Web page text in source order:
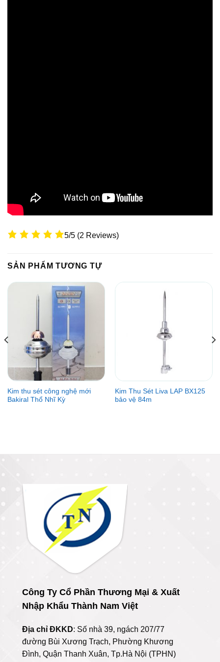
5/5 (2 Reviews)
SẢN PHẨM TƯƠNG TỰ
Kim thu sét công nghệ mới
Bakiral Thổ Nhĩ Kỳ
Kim Thu Sét Liva LAP BX125
bảo vệ 84m
Công Ty Cổ Phần Thương Mại & Xuất
Nhập Khẩu Thành Nam Việt
Địa chỉ ĐKKD: Số nhà 39, ngách 207/77
đường Bùi Xương Trạch, Phường Khương
Đình, Quận Thanh Xuân, Tp.Hà Nội (TPHN)